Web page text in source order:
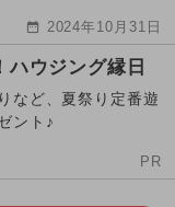
2024年10月31日
ウジング縁日
など、夏祭り定番遊
ント♪
PR